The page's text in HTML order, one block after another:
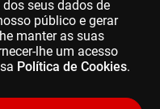
seus dados de
público e gerar
manter as suas
lhe um acesso
Política de Cookies.